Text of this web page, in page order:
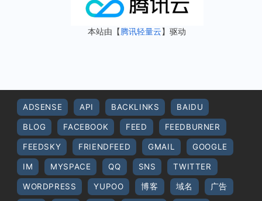
本站由【腾讯轻量云】驱动
ADSENSE API BACKLINKS BAIDU
BLOG FACEBOOK FEED FEEDBURNER
FEEDSKY FRIENDFEED GMAIL GOOGLE
IM MYSPACE QQ SNS TWITTER
WORDPRESS YUPOO 博客 域名 广告